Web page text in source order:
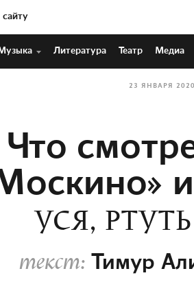
Литература Театр Медиа
23 ЯНВАРЯ
Что
УСЯ,
текст: Тимур